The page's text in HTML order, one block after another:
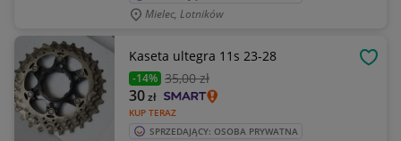
Mielec, Lotników
Kaseta ultegra 11s 23-28
-14% 35,00 zł
KUP TERAZ
30zł
SPRZEDAJĄCY: OSOBA PRYWATNA